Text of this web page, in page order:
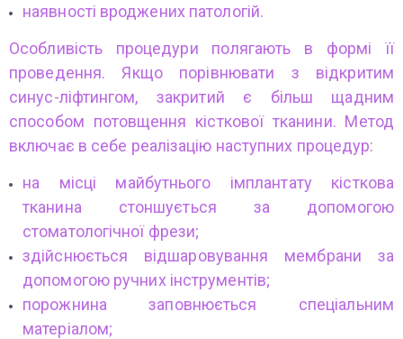
наявності вроджених патологій.
Особливість процедури полягають в формі її
проведення. Якщо порівнювати з відкритим
синус-ліфтингом, закритий є більш щадним
способом потовщення кісткової тканини. Метод
включає в себе реалізацію наступних процедур:
на місці майбутнього імплантату кісткова
тканина стоншується за допомогою
стоматологічної фрези;
здійснюється відшаровування мембрани за
допомогою ручних інструментів;
порожнина заповнюється спеціальним
матеріалом;